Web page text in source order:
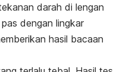
darah di lengan
dengan lingkar
hasil bacaan